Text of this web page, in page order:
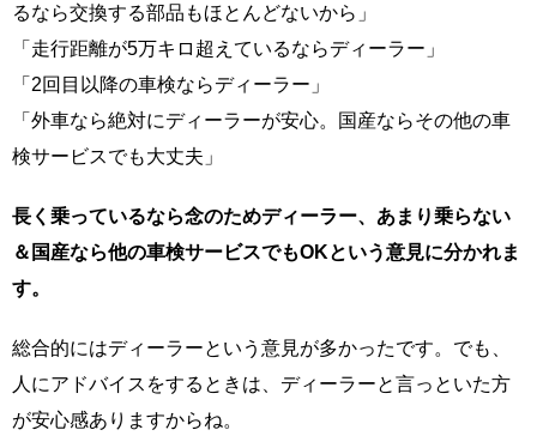
るなら交換する部品もほとんどないから」
「走行距離が5万キロ超えているならディーラー」
「2回目以降の車検ならディーラー」
「外車なら絶対にディーラーが安心。国産ならその他の車
検サービスでも大丈夫」
長く乗っているなら念のためディーラー、あまり乗らない
＆国産なら他の車検サービスでもOKという意見に分かれま
す。
総合的にはディーラーという意見が多かったです。でも、
人にアドバイスをするときは、ディーラーと言っといた方
が安心感ありますからね。